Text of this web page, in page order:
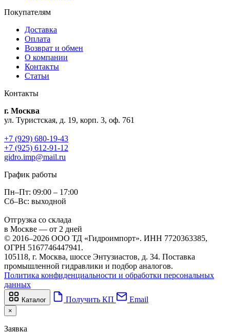
Покупателям
Доставка
Оплата
Возврат и обмен
О компании
Контакты
Статьи
Контакты
г. Москва
ул. Туристская, д. 19, корп. 3, оф. 761
+7 (929) 680-19-43
+7 (925) 612-91-12
gidro.imp@mail.ru
График работы
Пн–Пт: 09:00 – 17:00
Сб–Вс: выходной
Отгрузка со склада
в Москве — от 2 дней
© 2016–2026 ООО ТД «Гидроимпорт». ИНН 7720363385,
ОГРН 5167746447941.
105118, г. Москва, шоссе Энтузиастов, д. 34. Поставка
промышленной гидравлики и подбор аналогов.
Политика конфиденциальности и обработки персональных
данных
Каталог Получить КП Email
×
Заявка